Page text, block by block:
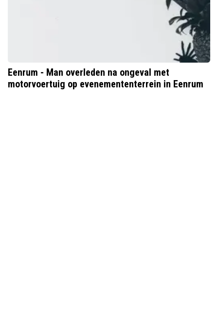
Eenrum - Man overleden na ongeval met
motorvoertuig op evenemententerrein in Eenrum